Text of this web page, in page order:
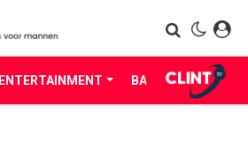
ENTERTAINMENT BABES LIFE